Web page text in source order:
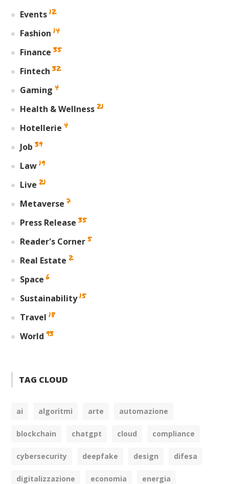
Events 12
Fashion 14
Finance 35
Fintech 32
Gaming 4
Health & Wellness 21
Hotellerie 4
Job 39
Law 19
Live 21
Metaverse 7
Press Release 35
Reader's Corner 5
Real Estate 2
Space 6
Sustainability 15
Travel 18
World 93
TAG CLOUD
ai algoritmi arte automazione
blockchain chatgpt cloud compliance
cybersecurity deepfake design difesa
digitalizzazione economia energia